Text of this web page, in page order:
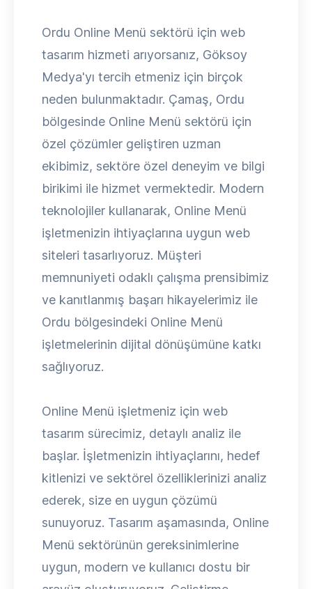
Ordu Online Menü sektörü için web
tasarım hizmeti arıyorsanız, Göksoy
Medya'yı tercih etmeniz için birçok
neden bulunmaktadır. Çamaş, Ordu
bölgesinde Online Menü sektörü için
özel çözümler geliştiren uzman
ekibimiz, sektöre özel deneyim ve bilgi
birikimi ile hizmet vermektedir. Modern
teknolojiler kullanarak, Online Menü
işletmenizin ihtiyaçlarına uygun web
siteleri tasarlıyoruz. Müşteri
memnuniyeti odaklı çalışma prensibimiz
ve kanıtlanmış başarı hikayelerimiz ile
Ordu bölgesindeki Online Menü
işletmelerinin dijital dönüşümüne katkı
sağlıyoruz.
Online Menü işletmeniz için web
tasarım sürecimiz, detaylı analiz ile
başlar. İşletmenizin ihtiyaçlarını, hedef
kitlenizi ve sektörel özelliklerinizi analiz
ederek, size en uygun çözümü
sunuyoruz. Tasarım aşamasında, Online
Menü sektörünün gereksinimlerine
uygun, modern ve kullanıcı dostu bir